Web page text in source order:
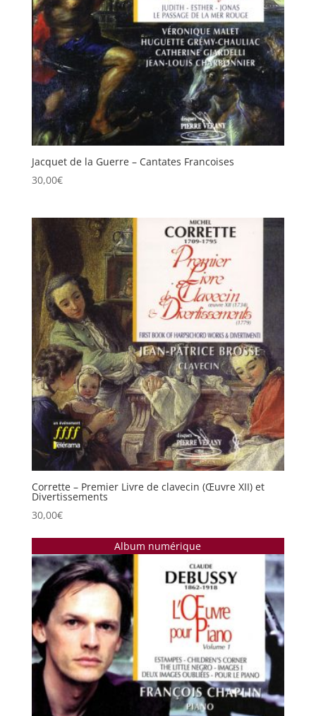
Jacquet de la Guerre – Cantates Francoises
30,00€
Corrette – Premier Livre de clavecin (Œuvre XII) et
Divertissements
30,00€
Album numérique